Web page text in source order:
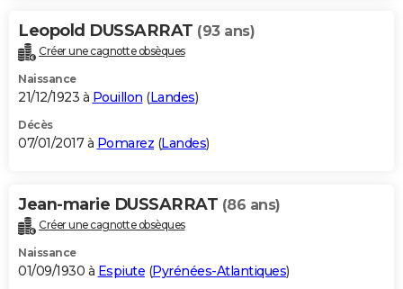
Leopold DUSSARRAT (93 ans)
Créer une cagnotte obsèques
Naissance
21/12/1923 à Pouillon (Landes)
Décès
07/01/2017 à Pomarez (Landes)
Jean-marie DUSSARRAT (86 ans)
Créer une cagnotte obsèques
Naissance
01/09/1930 à Espiute (Pyrénées-Atlantiques)